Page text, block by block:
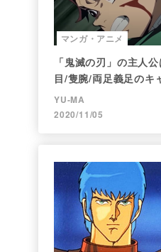
マンガ・アニメ
「鬼滅の刃」の主人
目/隻腕/両足義足のキ
仕事ぶりに脱帽】
YU-MA
2020/11/05